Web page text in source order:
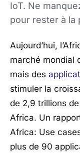
IoT. Ne
pour rester à la
Aujourd’hui,
marché mondial
mais des
stimuler la
de 2,9 trillions
Africa. Un
Africa: Use
plus de 90